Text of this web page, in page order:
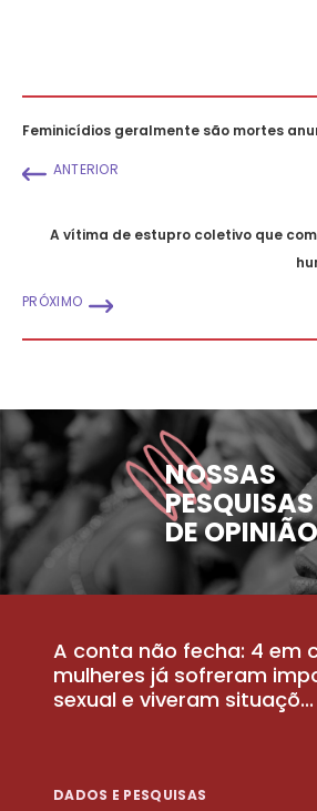
Feminicídios geralmente são mortes
ANTERIOR
A vítima de estupro coletivo que
PRÓXIMO
NOSSAS
PESQUISAS
DE OPINIÃO
A conta não fecha: 4 em
mulheres já sofreram
sexual e viveram situaçõ...
DADOS E PESQUISAS